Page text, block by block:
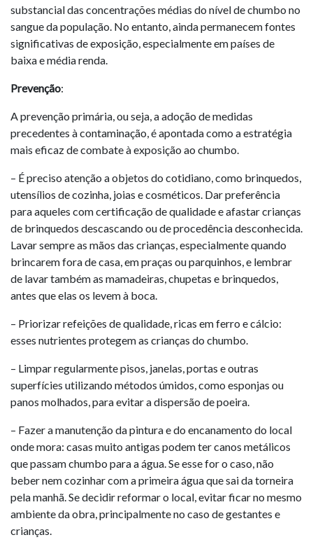
substancial das concentrações médias do nível de chumbo no
sangue da população. No entanto, ainda permanecem fontes
significativas de exposição, especialmente em países de
baixa e média renda.
Prevenção:
A prevenção primária, ou seja, a adoção de medidas
precedentes à contaminação, é apontada como a estratégia
mais eficaz de combate à exposição ao chumbo.
– É preciso atenção a objetos do cotidiano, como brinquedos,
utensílios de cozinha, joias e cosméticos. Dar preferência
para aqueles com certificação de qualidade e afastar crianças
de brinquedos descascando ou de procedência desconhecida.
Lavar sempre as mãos das crianças, especialmente quando
brincarem fora de casa, em praças ou parquinhos, e lembrar
de lavar também as mamadeiras, chupetas e brinquedos,
antes que elas os levem à boca.
– Priorizar refeições de qualidade, ricas em ferro e cálcio:
esses nutrientes protegem as crianças do chumbo.
– Limpar regularmente pisos, janelas, portas e outras
superfícies utilizando métodos úmidos, como esponjas ou
panos molhados, para evitar a dispersão de poeira.
– Fazer a manutenção da pintura e do encanamento do local
onde mora: casas muito antigas podem ter canos metálicos
que passam chumbo para a água. Se esse for o caso, não
beber nem cozinhar com a primeira água que sai da torneira
pela manhã. Se decidir reformar o local, evitar ficar no mesmo
ambiente da obra, principalmente no caso de gestantes e
crianças.